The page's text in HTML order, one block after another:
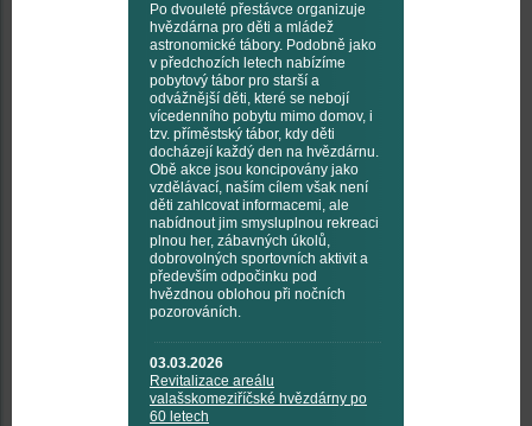
Po dvouleté přestávce organizuje
hvězdárna pro děti a mládež
astronomické tábory. Podobně jako
v předchozích letech nabízíme
pobytový tábor pro starší a
odvážnější děti, které se nebojí
vícedenního pobytu mimo domov, i
tzv. příměstský tábor, kdy děti
docházejí každý den na hvězdárnu.
Obě akce jsou koncipovány jako
vzdělávací, naším cílem však není
děti zahlcovat informacemi, ale
nabídnout jim smysluplnou rekreaci
plnou her, zábavných úkolů,
dobrovolných sportovních aktivit a
především odpočinku pod
hvězdnou oblohou při nočních
pozorováních.
03.03.2026
Revitalizace areálu
valašskomeziříčské hvězdárny po
60 letech